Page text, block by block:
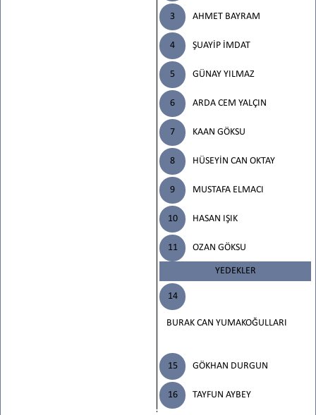
3 AHMET BAYRAM
4 ŞUAYİP İMDAT
5 GÜNAY YILMAZ
6 ARDA CEM YALÇIN
7 KAAN GÖKSU
8 HÜSEYİN CAN OKTAY
9 MUSTAFA ELMACI
10 HASAN IŞIK
11 OZAN GÖKSU
YEDEKLER
14
BURAK CAN YUMAKOĞULLARI
15 GÖKHAN DURGUN
16 TAYFUN AYBEY